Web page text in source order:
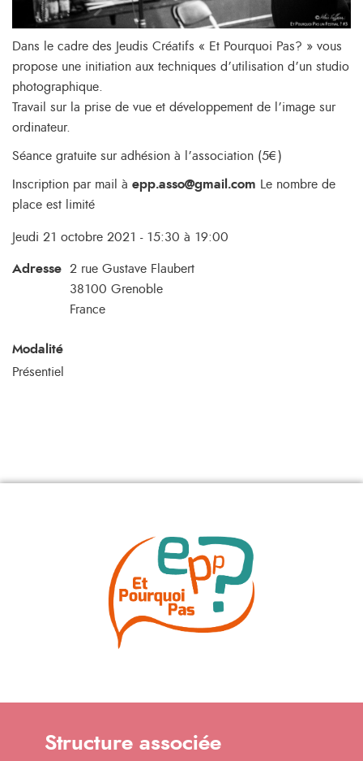
Dans le cadre des Jeudis Créatifs « Et Pourquoi Pas? » vous
propose une initiation aux techniques d’utilisation d’un studio
photographique.
Travail sur la prise de vue et développement de l’image sur
ordinateur.
Séance gratuite sur adhésion à l’association (5€)
Inscription par mail à epp.asso@gmail.com Le nombre de
place est limité
Jeudi 21 octobre 2021 - 15:30 à 19:00
Adresse
2 rue Gustave Flaubert
38100 Grenoble
France
Modalité
Présentiel
Structure associée